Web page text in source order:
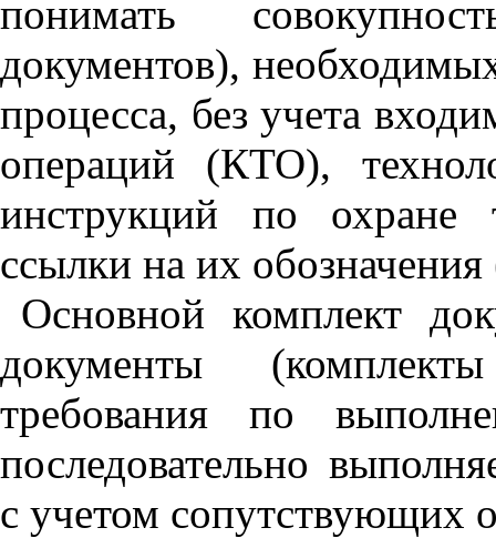
понимать
документов),
процесса, без учета
операций (КТО),
инструкций по
ссылки на их
Основной комплект
документы
требования по
последовательно
с учетом сопутствующих